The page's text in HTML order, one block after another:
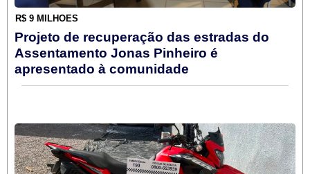
R$ 9 MILHÕES
Projeto de recuperação das estradas do
Assentamento Jonas Pinheiro é
apresentado à comunidade